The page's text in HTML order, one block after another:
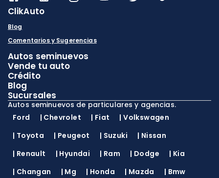
ClikAuto
Blog
Comentarios y Sugerencias
Autos seminuevos
Vende tu auto
Crédito
Blog
Sucursales
Autos seminuevos de particulares y agencias.
Ford
| Chevrolet | Fiat |Volkswagen
| Toyota | Peugeot | Suzuki | Nissan
| Renault | Hyundai | Ram | Dodge | Kia
| Changan | Mg | Honda | Mazda | Bmw